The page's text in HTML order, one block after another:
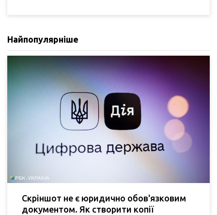
Найпопулярніше
Скріншот не є юридично обов'язковим
документом. Як створити копії